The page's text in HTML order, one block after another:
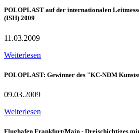
POLOPLAST auf der internationalen
(ISH) 2009
11.03.2009
Weiterlesen
POLOPLAST: Gewinner des "KC-NDM
09.03.2009
Weiterlesen
Flughafen Frankfurt/Main - Dreischichtiges